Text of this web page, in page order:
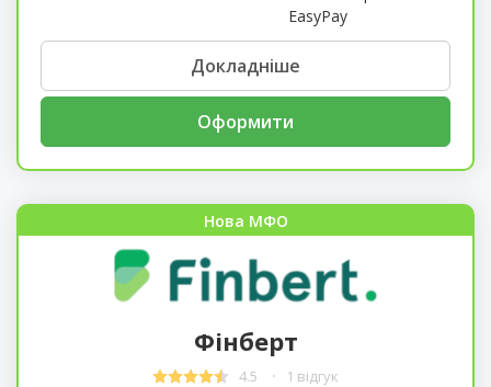
EasyPay
Докладніше
Оформити
Нова МФО
Фінберт
4.5 1 відгук